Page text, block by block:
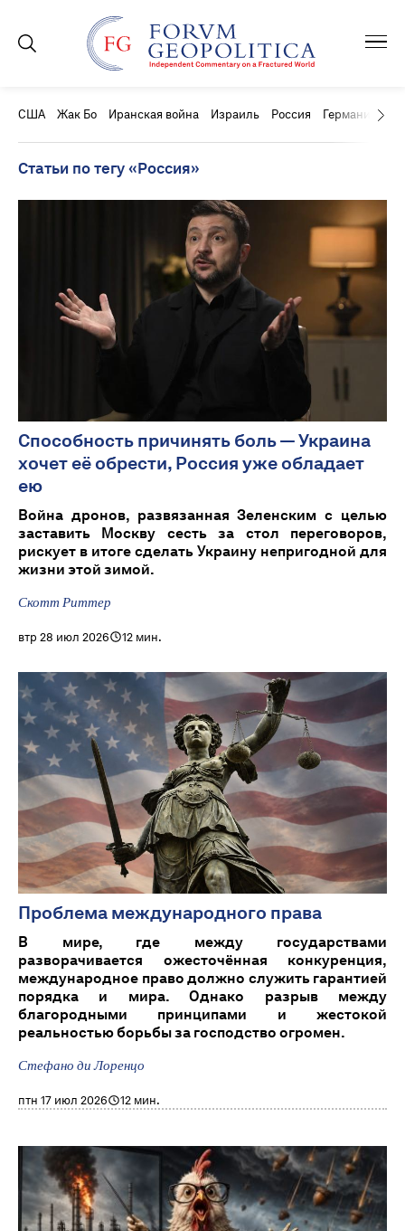
США Жак Бо Иранская война Израиль Россия Германия
Статьи по тегу «Россия»
Способность причинять боль — Украина
хочет её обрести, Россия уже обладает
ею
Война дронов, развязанная Зеленским с целью
заставить Москву сесть за стол переговоров,
рискует в итоге сделать Украину непригодной для
жизни этой зимой.
Скотт Риттер
втр 28 июл 2026 12 мин.
Проблема международного права
В мире, где между государствами
разворачивается ожесточённая конкуренция,
международное право должно служить гарантией
порядка и мира. Однако разрыв между
благородными принципами и жестокой
реальностью борьбы за господство огромен.
Стефано ди Лоренцо
птн 17 июл 2026 12 мин.